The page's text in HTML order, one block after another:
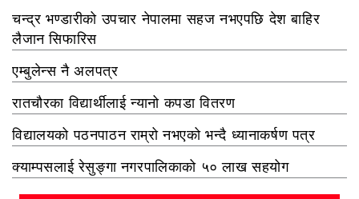
चन्द्र भण्डारीको उपचार नेपालमा सहज नभएपछि देश बाहिर
लैजान सिफारिस
एम्बुलेन्स नै अलपत्र
रातचौरका विद्यार्थीलाई न्यानो कपडा वितरण
विद्यालयको पठनपाठन राम्रो नभएको भन्दै ध्यानाकर्षण पत्र
क्याम्पसलाई रेसुङ्गा नगरपालिकाको ५० लाख सहयोग